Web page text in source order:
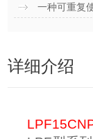
一种可重复
详细介绍